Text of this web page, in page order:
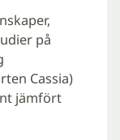
på
Cassia)
jämfört